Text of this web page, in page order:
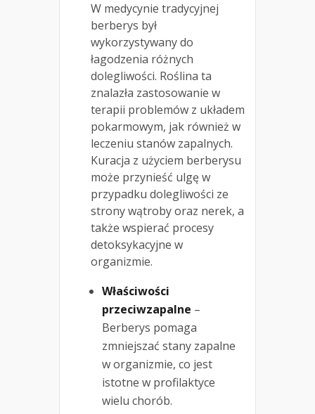
W medycynie tradycyjnej
berberys był
wykorzystywany do
łagodzenia różnych
dolegliwości. Roślina ta
znalazła zastosowanie w
terapii problemów z układem
pokarmowym, jak również w
leczeniu stanów zapalnych.
Kuracja z użyciem berberysu
może przynieść ulgę w
przypadku dolegliwości ze
strony wątroby oraz nerek, a
także wspierać procesy
detoksykacyjne w
organizmie.
Właściwości
przeciwzapalne –
Berberys pomaga
zmniejszać stany zapalne
w organizmie, co jest
istotne w profilaktyce
wielu chorób.